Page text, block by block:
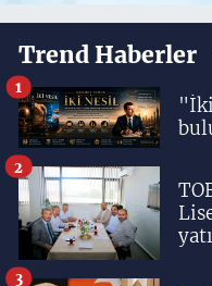
Trend Haberler
1
2
3